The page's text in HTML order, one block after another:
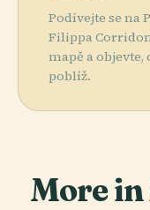
Podívejte se na
Filippa
mapě a objevte,
poblíž.
More in